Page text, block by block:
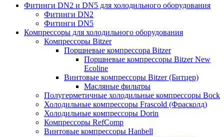
Фитинги DN2 и DN5 для холодильного оборудования
Фитинги DN2
Фитинги DN5
Компрессоры для холодильного оборудования
Компрессоры Bitzer
Поршневые компрессора Bitzer
Поршневые компрессоры Bitzer New
Ecoline
Винтовые компрессоры Bitzer (Битцер)
Масляные фильтры
Полугерметичные холодильные компрессоры Bock
Холодильные компрессоры Frascold (Фрасколд)
Холодильные компрессоры Dorin
Компрессоры RefComp
Винтовые компрессоры Hanbell